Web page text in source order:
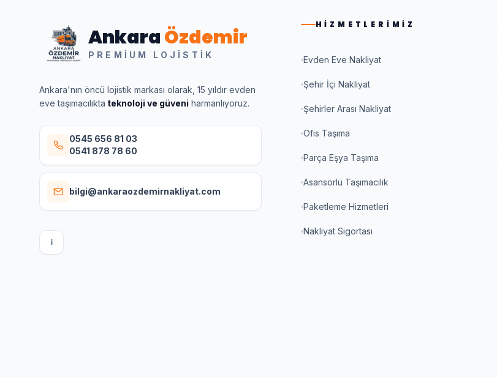
AnkaraÖzdemir
PREMIUM LOJISTIK
Ankara'nın öncü lojistik markası olarak, 15 yıldır evden
eve taşımacılıkta teknoloji ve güveni harmanlıyoruz.
0545 656 81 03
0541 878 78 60
bilgi@ankaraozdemirnakliyat.com
I
HIZMETLERIMIZ
Evden Eve Nakliyat
Şehir İçi Nakliyat
Şehirler Arası Nakliyat
Ofis Taşıma
Parça Eşya Taşıma
Asansörlü Taşımacılık
Paketleme Hizmetleri
Nakliyat Sigortası